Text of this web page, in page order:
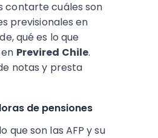
contarte cuáles son
previsionales en
qué es lo que
Previred Chile.
notas y presta
de pensiones
que son las AFP y su